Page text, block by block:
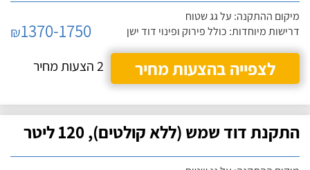
מיקום ההתקנה: על גג שטוח
דרישות מיוחדות: כולל פירוק ופינוי דוד ישן
₪1370-1750
לצפייה בהצעות מחיר
2 הצעות מחיר
התקנת דוד שמש (ללא קולטים), 120 ליטר